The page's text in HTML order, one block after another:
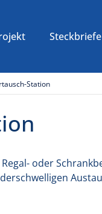
Steckbriefe
Station
oder